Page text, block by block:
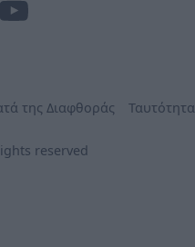
της Διαφθοράς Ταυτότητα
reserved